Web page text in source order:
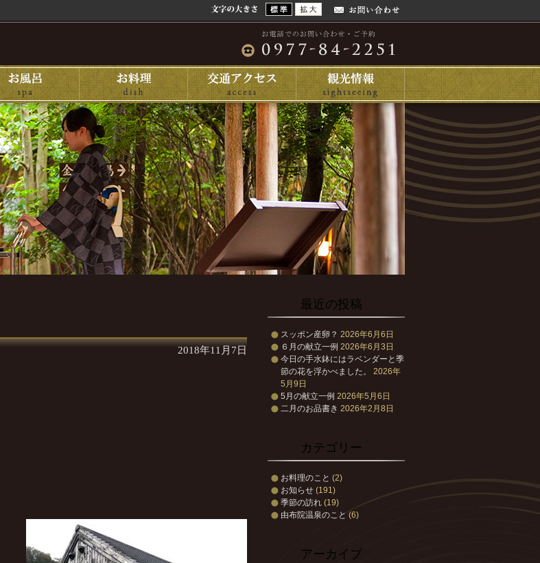
2018年11月7日
最近の投稿
スッポン産卵？ 2026年6月6日
６月の献立一例 2026年6月3日
今日の手水鉢にはラベンダーと季
節の花を浮かべました。
2026年
5月9日
5月の献立一例 2026年5月6日
二月のお品書き 2026年2月8日
カテゴリー
お料理のこと (2)
お知らせ (191)
季節の訪れ (19)
由布院温泉のこと (6)
アーカイブ